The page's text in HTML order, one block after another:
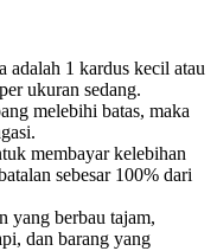
adalah 1 kardus kecil atau
ukuran sedang.
melebihi batas, maka
membayar kelebihan
sebesar 100% dari
yang berbau tajam,
dan barang yang